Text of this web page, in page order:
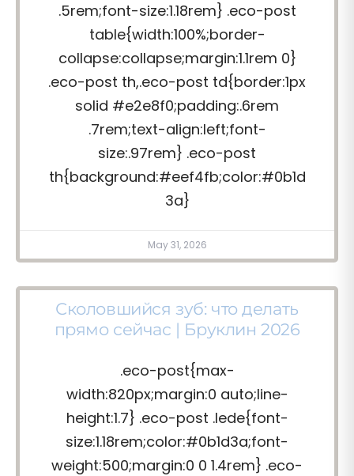
.5rem;font-size:1.18rem} .eco-post
table{width:100%;border-
collapse:collapse;margin:1.1rem 0}
.eco-post th,.eco-post td{border:1px
solid #e2e8f0;padding:.6rem
.7rem;text-align:left;font-
size:.97rem} .eco-post
th{background:#eef4fb;color:#0b1d
3a}
May 31, 2026
Сколовшийся зуб: что делать
прямо сейчас | Бруклин 2026
.eco-post{max-
width:820px;margin:0 auto;line-
height:1.7} .eco-post .lede{font-
size:1.18rem;color:#0b1d3a;font-
weight:500;margin:0 0 1.4rem} .eco-